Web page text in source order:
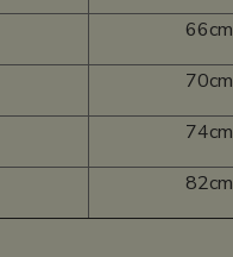
66cm
70cm
74cm
82cm